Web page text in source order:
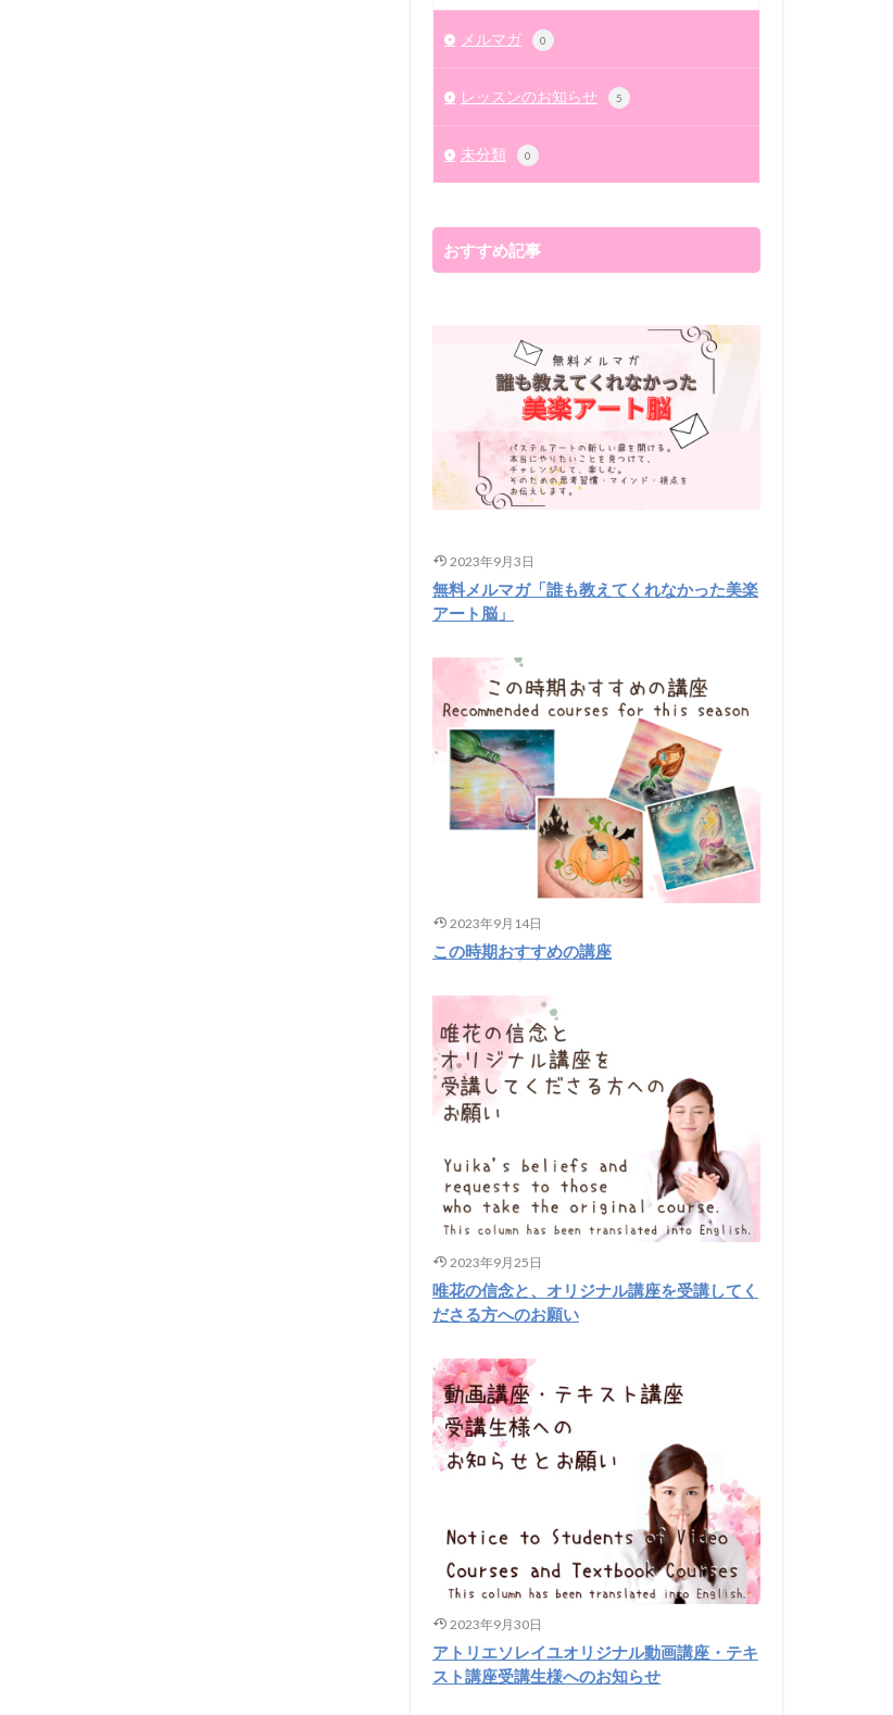
メルマガ 0
レッスンのお知らせ 5
未分類 0
おすすめ記事
2023年9月3日
無料メルマガ「誰も教えてくれなかった美楽
アート脳」
2023年9月14日
この時期おすすめの講座
2023年9月25日
唯花の信念と、オリジナル講座を受講してく
ださる方へのお願い
2023年9月30日
アトリエソレイユオリジナル動画講座・テキ
スト講座受講生様へのお知らせ